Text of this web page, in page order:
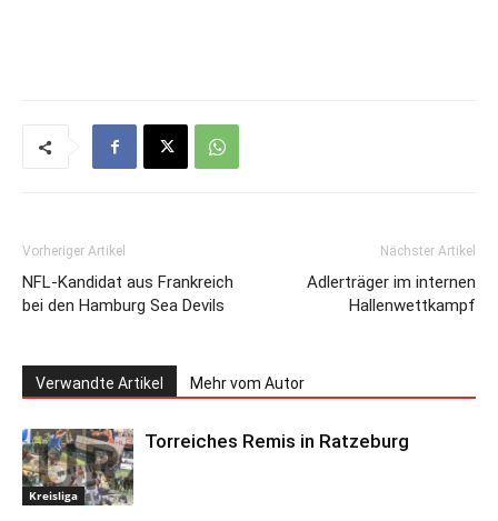
Vorheriger Artikel
NFL-Kandidat aus Frankreich
bei den Hamburg Sea Devils
Nächster Artikel
Adlerträger im internen
Hallenwettkampf
Verwandte Artikel Mehr vom Autor
Kreisliga
Torreiches Remis in Ratzeburg